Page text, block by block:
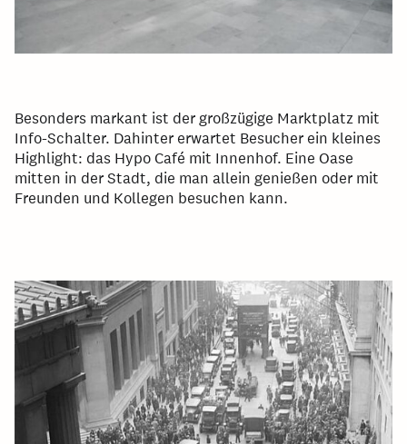
Besonders markant ist der großzügige Marktplatz mit
Info-Schalter. Dahinter erwartet Besucher ein kleines
Highlight: das Hypo Café mit Innenhof. Eine Oase
mitten in der Stadt, die man allein genießen oder mit
Freunden und Kollegen besuchen kann.